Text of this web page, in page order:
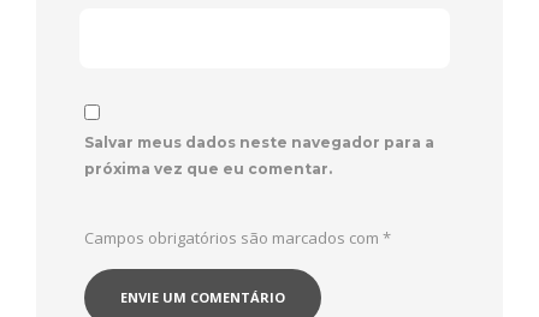
Salvar meus dados neste navegador para a
próxima vez que eu comentar.
Campos obrigatórios são marcados com *